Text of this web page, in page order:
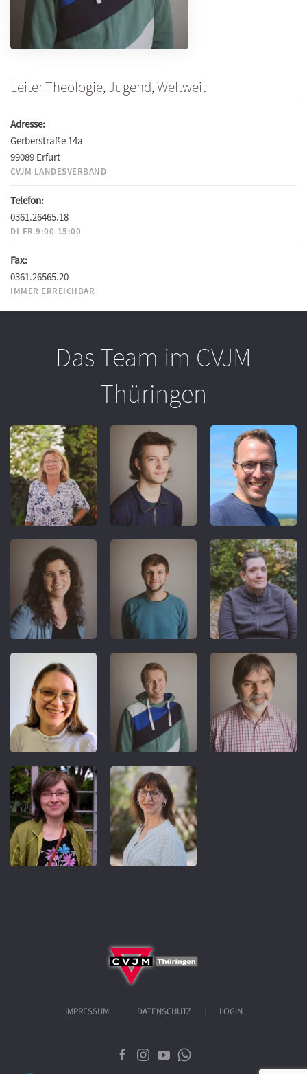
Leiter Theologie, Jugend, Weltweit
Adresse:
Gerberstraße 14a
99089 Erfurt
CVJM LANDESVERBAND
Telefon:
0361.26465.18
DI-FR 9:00-15:00
Fax:
0361.26565.20
IMMER ERREICHBAR
Das Team im CVJM
Thüringen
REFERENT
IMPRESSUM DATENSCHUTZ LOGIN